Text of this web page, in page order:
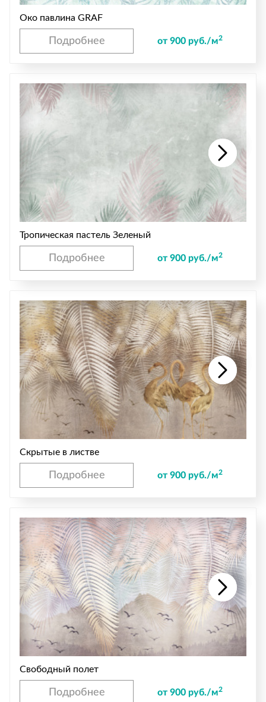
Око павлина GRAF
Подробнее от 900 руб./м2
Тропическая пастель Зеленый
Подробнее от 900 руб./м2
Скрытые в листве
Подробнее от 900 руб./м2
Свободный полет
Подробнее от 900 руб./м2